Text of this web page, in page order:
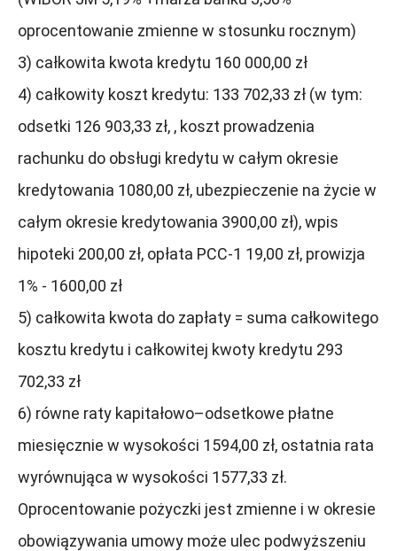
oprocentowanie zmienne w stosunku rocznym)
3) całkowita kwota kredytu 160 000,00 zł
4) całkowity koszt kredytu: 133 702,33 zł (w tym:
odsetki 126 903,33 zł, , koszt prowadzenia
rachunku do obsługi kredytu w całym okresie
kredytowania 1080,00 zł, ubezpieczenie na życie w
całym okresie kredytowania 3900,00 zł), wpis
hipoteki 200,00 zł, opłata PCC-1 19,00 zł, prowizja
1% - 1600,00 zł
5) całkowita kwota do zapłaty = suma całkowitego
kosztu kredytu i całkowitej kwoty kredytu 293
702,33 zł
6) równe raty kapitałowo–odsetkowe płatne
miesięcznie w wysokości 1594,00 zł, ostatnia rata
wyrównująca w wysokości 1577,33 zł.
Oprocentowanie pożyczki jest zmienne i w okresie
obowiązywania umowy może ulec podwyższeniu